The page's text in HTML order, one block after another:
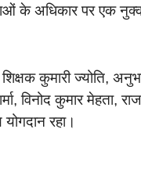
के अधिकार पर एक
कुमारी ज्योति,
विनोद कुमार मेहता,
रहा।